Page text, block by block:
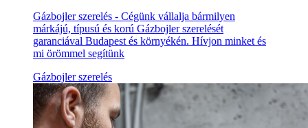
Gázbojler szerelés - Cégünk vállalja bármilyen
márkájú, típusú és korú Gázbojler szerelését
garanciával Budapest és környékén. Hívjon minket és
mi örömmel segítünk
Gázbojler szerelés